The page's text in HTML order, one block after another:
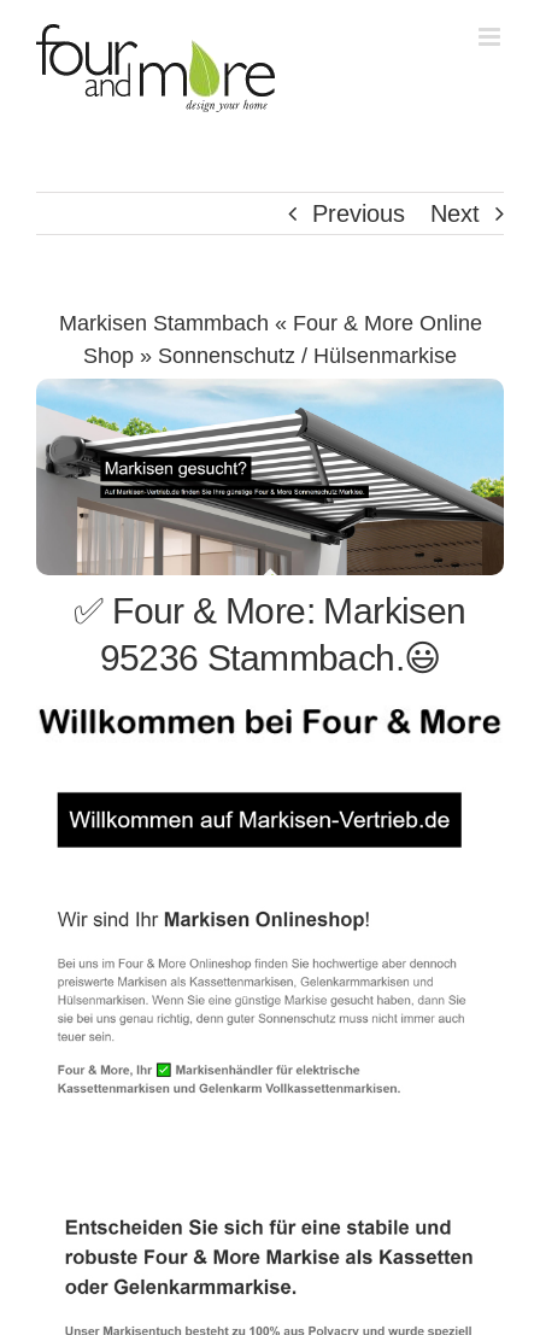
Previous Next
Markisen Stammbach « Four & More Online
Shop » Sonnenschutz / Hülsenmarkise
✅ Four & More: Markisen
95236 Stammbach.😃